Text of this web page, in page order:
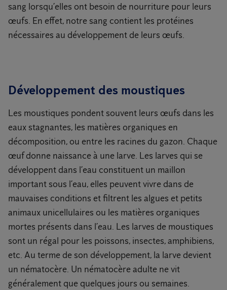
sang lorsqu’elles ont besoin de nourriture pour leurs
œufs. En effet, notre sang contient les protéines
nécessaires au développement de leurs œufs.
Développement des moustiques
Les moustiques pondent souvent leurs œufs dans les
eaux stagnantes, les matières organiques en
décomposition, ou entre les racines du gazon. Chaque
œuf donne naissance à une larve. Les larves qui se
développent dans l’eau constituent un maillon
important sous l’eau, elles peuvent vivre dans de
mauvaises conditions et filtrent les algues et petits
animaux unicellulaires ou les matières organiques
mortes présents dans l’eau. Les larves de moustiques
sont un régal pour les poissons, insectes, amphibiens,
etc. Au terme de son développement, la larve devient
un nématocère. Un nématocère adulte ne vit
généralement que quelques jours ou semaines.